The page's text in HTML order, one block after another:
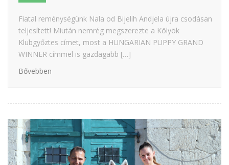
Fiatal reménységünk Nala od Bijelih Andjela újra csodásan
teljesített! Miután nemrég megszerezte a Kölyök
Klubgyőztes címet, most a HUNGARIAN PUPPY GRAND
WINNER címmel is gazdagabb […]
Bővebben